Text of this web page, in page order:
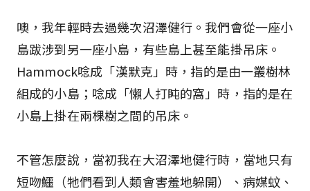
噢，我年輕時去過幾次沼澤健行。我們會從一座小
島跋涉到另一座小島，有些島上甚至能掛吊床。
Hammock唸成「漢默克」時，指的是由一叢樹林
組成的小島；唸成「懶人打盹的窩」時，指的是在
小島上掛在兩棵樹之間的吊床。
不管怎麼說，當初我在大沼澤地健行時，當地只有
短吻鱷（牠們看到人類會害羞地躲開）、病媒蚊、